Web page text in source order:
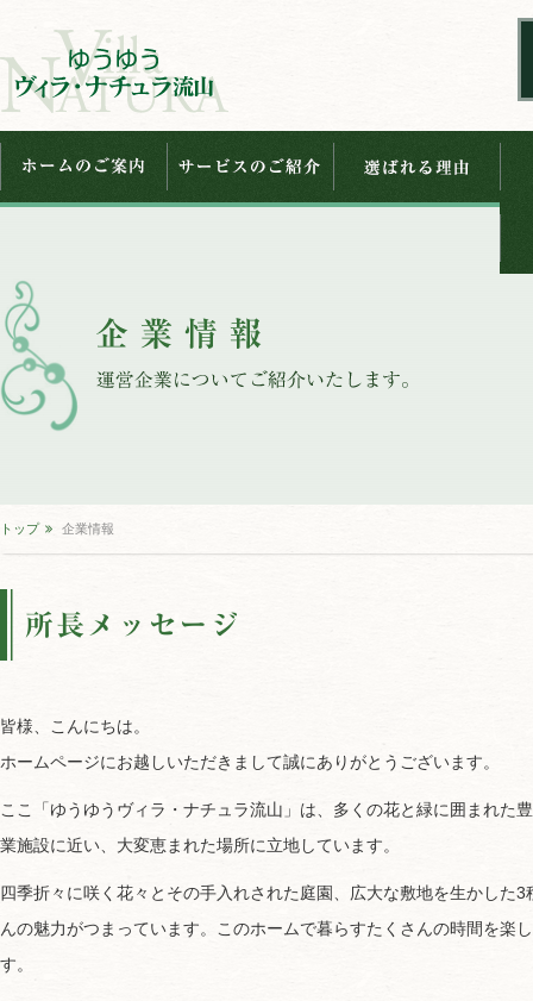
トップ 企業情報
皆様、こんにちは。
ホームページにお越しいただきまして誠にありがとうございます。
ここ「ゆうゆうヴィラ・ナチュラ流山」は、多くの花と緑に囲まれ
業施設に近い、大変恵まれた場所に立地しています。
四季折々に咲く花々とその手入れされた庭園、広大な敷地を生かした
んの魅力がつまっています。このホームで暮らすたくさんの時間を
す。